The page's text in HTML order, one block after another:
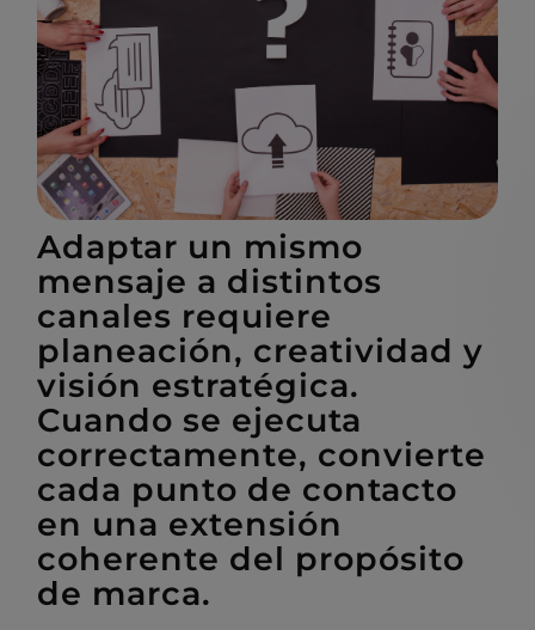
Adaptar un mismo
mensaje a distintos
canales requiere
planeación, creatividad y
visión estratégica.
Cuando se ejecuta
correctamente, convierte
cada punto de contacto
en una extensión
coherente del propósito
de marca.